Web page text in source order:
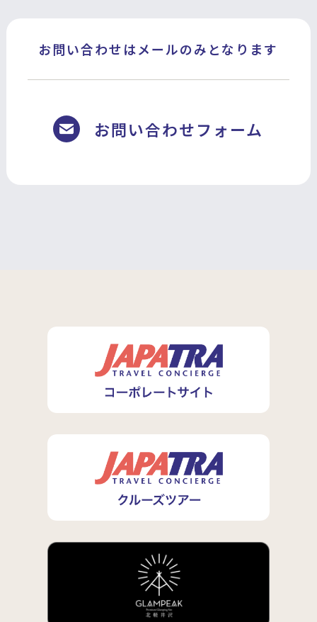
お問い合わせはメールのみとなります
お問い合わせフォーム